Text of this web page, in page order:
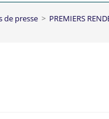
de presse > PREMIERS